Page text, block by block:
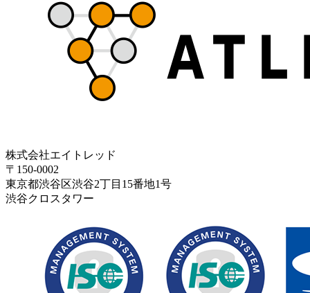
株式会社エイトレッド
〒150-0002
東京都渋谷区渋谷2丁目15番地1号
渋谷クロスタワー